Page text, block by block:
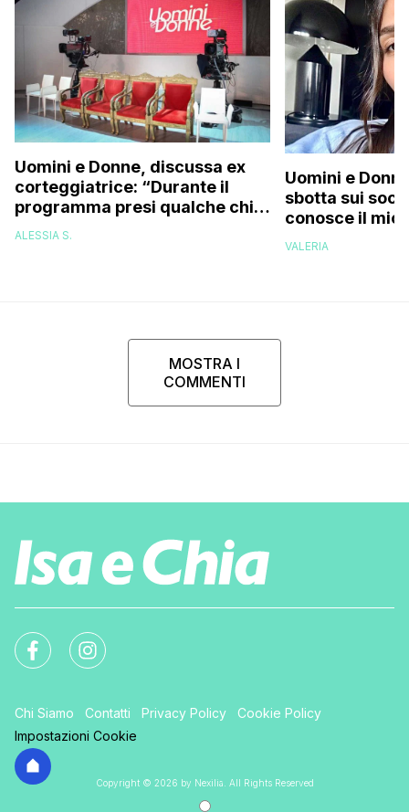
Uomini e Donne, discussa ex
corteggiatrice: “Durante il
programma presi qualche chilo
e mi riempirono di insulti, la
ALESSIA S.
Uomini e
sbotta sui
conosce il mio
deve
VALERIA
MOSTRA I
COMMENTI
Chi Siamo Contatti Privacy Policy
Cookie Policy
Impostazioni Cookie
Copyright © 2026 by Nexilia. All Rights Reserved